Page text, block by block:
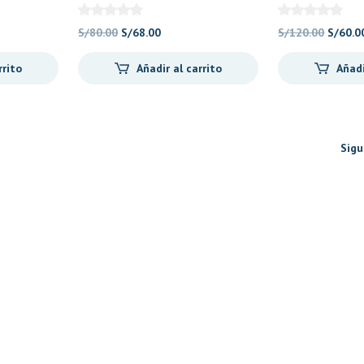
S/80.00 El
original
S/68.00El
actual
Añadir al carrito
S/120.00 El
S/